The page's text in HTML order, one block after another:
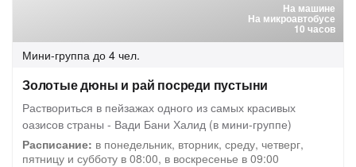
На машине
На микроавтобусе
10 часов
Мини-группа до 4 чел.
Золотые дюны и рай посреди пустыни
Раствориться в пейзажах одного из самых красивых
оазисов страны - Вади Бани Халид (в мини-группе)
Расписание: в понедельник, вторник, среду, четверг,
пятницу и субботу в 08:00, в воскресенье в 09:00